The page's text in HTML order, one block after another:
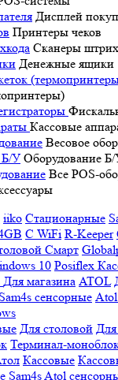
Дисплей
Принтеры чеков
Сканеры
Денежные ящики
Кассовые
Весовое
Б/У Оборудование
Все POS-
iiko Стационарные
С WiFi R-Keeper
Смарт
10 Posiflex
Для магазина ATOL
Sam4s сенсорные
Для столовой
Терминал-
Кассовые
Sam4sAtol